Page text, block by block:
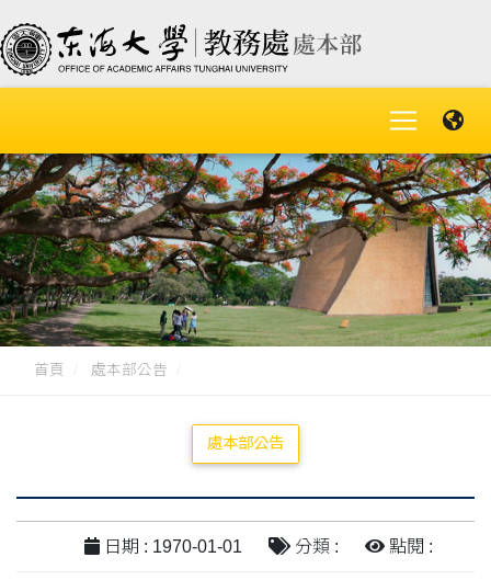
首頁 處本部公告
處本部公告
日期 : 1970-01-01 分類 : 點閱 :